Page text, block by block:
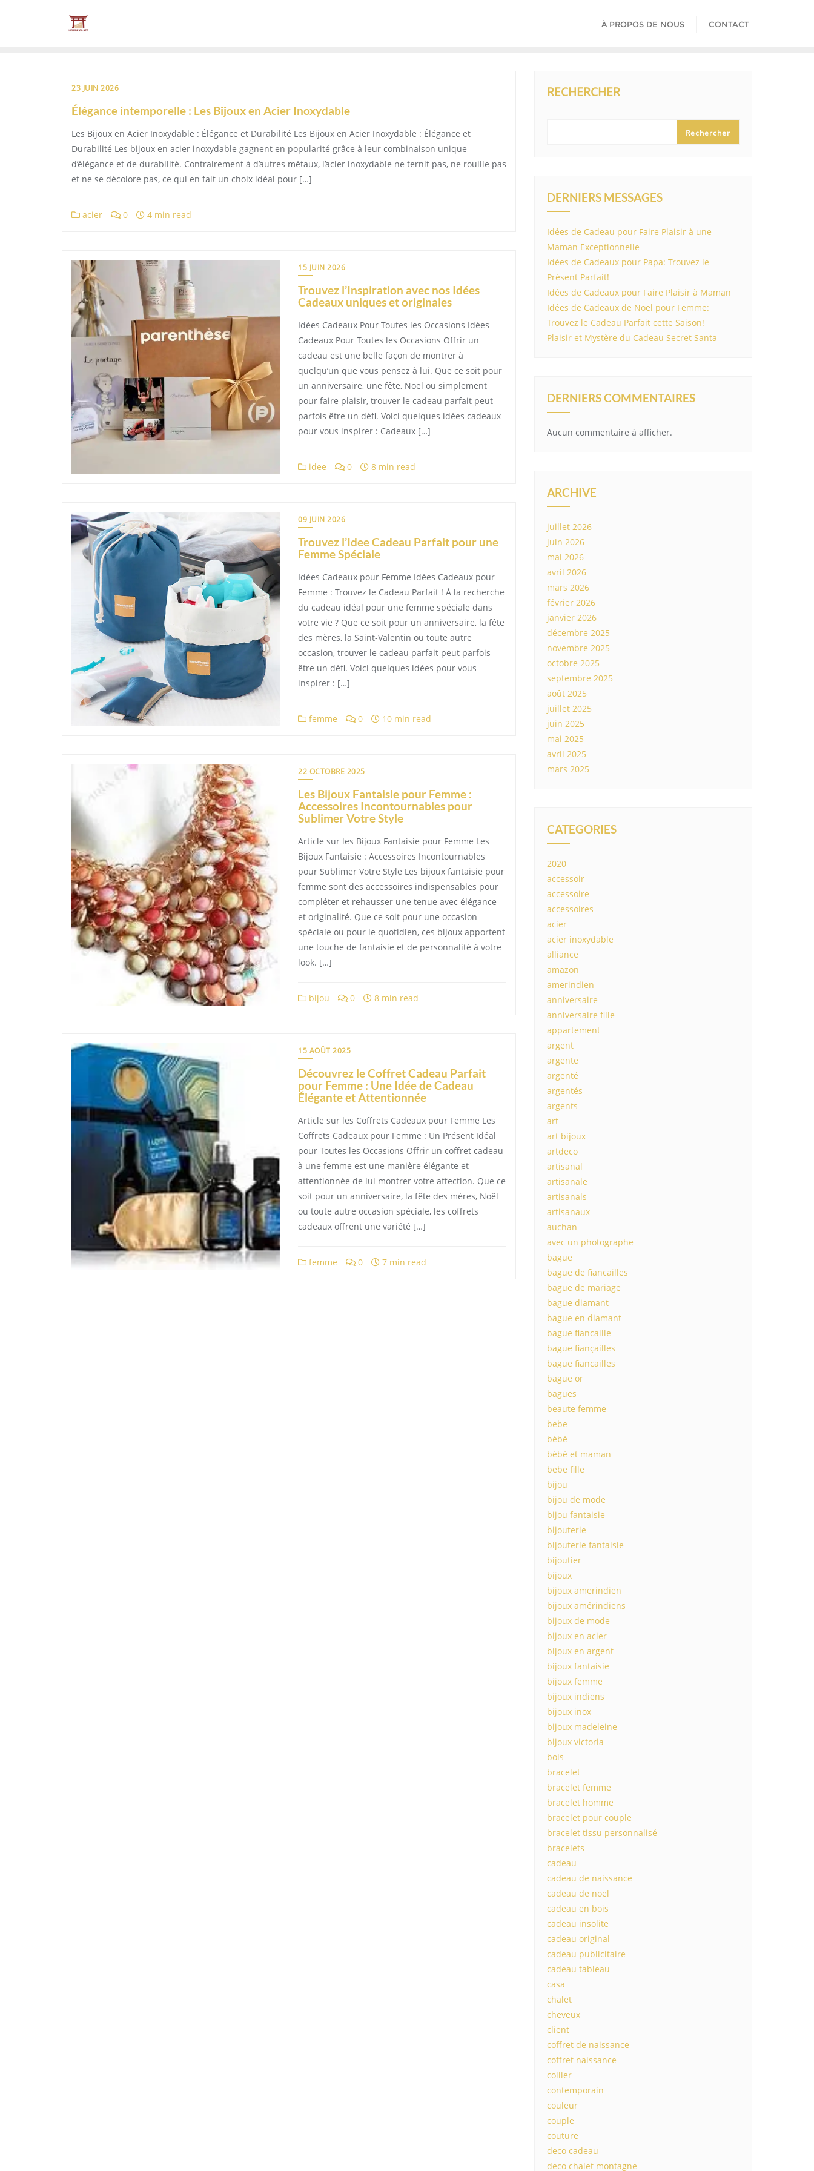
À PROPOS DE NOUS CONTACT
23 JUIN 2026
Élégance intemporelle : Les Bijoux en Acier Inoxydable
Les Bijoux en Acier Inoxydable : Élégance et Durabilité Les Bijoux en Acier Inoxydable : Élégance et
Durabilité Les bijoux en acier inoxydable gagnent en popularité grâce à leur combinaison unique
d’élégance et de durabilité. Contrairement à d’autres métaux, l’acier inoxydable ne ternit pas, ne rouille pas
et ne se décolore pas, ce qui en fait un choix idéal pour […]
acier 0 4 min read
15 JUIN 2026
Trouvez l’Inspiration avec nos Idées
Cadeaux uniques et originales
Idées Cadeaux Pour Toutes les Occasions Idées
Cadeaux Pour Toutes les Occasions Offrir un
cadeau est une belle façon de montrer à
quelqu’un que vous pensez à lui. Que ce soit pour
un anniversaire, une fête, Noël ou simplement
pour faire plaisir, trouver le cadeau parfait peut
parfois être un défi. Voici quelques idées cadeaux
pour vous inspirer : Cadeaux […]
idee 0 8 min read
09 JUIN 2026
Trouvez l’Idee Cadeau Parfait pour une
Femme Spéciale
Idées Cadeaux pour Femme Idées Cadeaux pour
Femme : Trouvez le Cadeau Parfait ! À la recherche
du cadeau idéal pour une femme spéciale dans
votre vie ? Que ce soit pour un anniversaire, la fête
des mères, la Saint-Valentin ou toute autre
occasion, trouver le cadeau parfait peut parfois
être un défi. Voici quelques idées pour vous
inspirer : […]
femme 0 10 min read
22 OCTOBRE 2025
Les Bijoux Fantaisie pour Femme :
Accessoires Incontournables pour
Sublimer Votre Style
Article sur les Bijoux Fantaisie pour Femme Les
Bijoux Fantaisie : Accessoires Incontournables
pour Sublimer Votre Style Les bijoux fantaisie pour
femme sont des accessoires indispensables pour
compléter et rehausser une tenue avec élégance
et originalité. Que ce soit pour une occasion
spéciale ou pour le quotidien, ces bijoux apportent
une touche de fantaisie et de personnalité à votre
look. […]
bijou 0 8 min read
15 AOÛT 2025
Découvrez le Coffret Cadeau Parfait
pour Femme : Une Idée de Cadeau
Élégante et Attentionnée
Article sur les Coffrets Cadeaux pour Femme Les
Coffrets Cadeaux pour Femme : Un Présent Idéal
pour Toutes les Occasions Offrir un coffret cadeau
à une femme est une manière élégante et
attentionnée de lui montrer votre affection. Que ce
soit pour un anniversaire, la fête des mères, Noël
ou toute autre occasion spéciale, les coffrets
cadeaux offrent une variété […]
femme 0 7 min read
RECHERCHER
Rechercher
DERNIERS MESSAGES
Idées de Cadeau pour Faire Plaisir à une
Maman Exceptionnelle
Idées de Cadeaux pour Papa: Trouvez le
Présent Parfait!
Idées de Cadeaux pour Faire Plaisir à Maman
Idées de Cadeaux de Noël pour Femme:
Trouvez le Cadeau Parfait cette Saison!
Plaisir et Mystère du Cadeau Secret Santa
DERNIERS COMMENTAIRES
Aucun commentaire à afficher.
ARCHIVE
juillet 2026
juin 2026
mai 2026
avril 2026
mars 2026
février 2026
janvier 2026
décembre 2025
novembre 2025
octobre 2025
septembre 2025
août 2025
juillet 2025
juin 2025
mai 2025
avril 2025
mars 2025
CATEGORIES
2020
accessoir
accessoire
accessoires
acier
acier inoxydable
alliance
amazon
amerindien
anniversaire
anniversaire fille
appartement
argent
argente
argenté
argentés
argents
art
art bijoux
artdeco
artisanal
artisanale
artisanals
artisanaux
auchan
avec un photographe
bague
bague de fiancailles
bague de mariage
bague diamant
bague en diamant
bague fiancaille
bague fiançailles
bague fiancailles
bague or
bagues
beaute femme
bebe
bébé
bébé et maman
bebe fille
bijou
bijou de mode
bijou fantaisie
bijouterie
bijouterie fantaisie
bijoutier
bijoux
bijoux amerindien
bijoux amérindiens
bijoux de mode
bijoux en acier
bijoux en argent
bijoux fantaisie
bijoux femme
bijoux indiens
bijoux inox
bijoux madeleine
bijoux victoria
bois
bracelet
bracelet femme
bracelet homme
bracelet pour couple
bracelet tissu personnalisé
bracelets
cadeau
cadeau de naissance
cadeau de noel
cadeau en bois
cadeau insolite
cadeau original
cadeau publicitaire
cadeau tableau
casa
chalet
cheveux
client
coffret de naissance
coffret naissance
collier
contemporain
couleur
couple
couture
deco cadeau
deco chalet montagne